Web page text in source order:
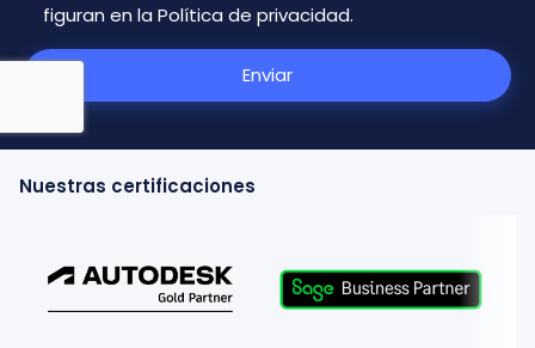
figuran en la Política de privacidad.
Enviar
Nuestras certificaciones